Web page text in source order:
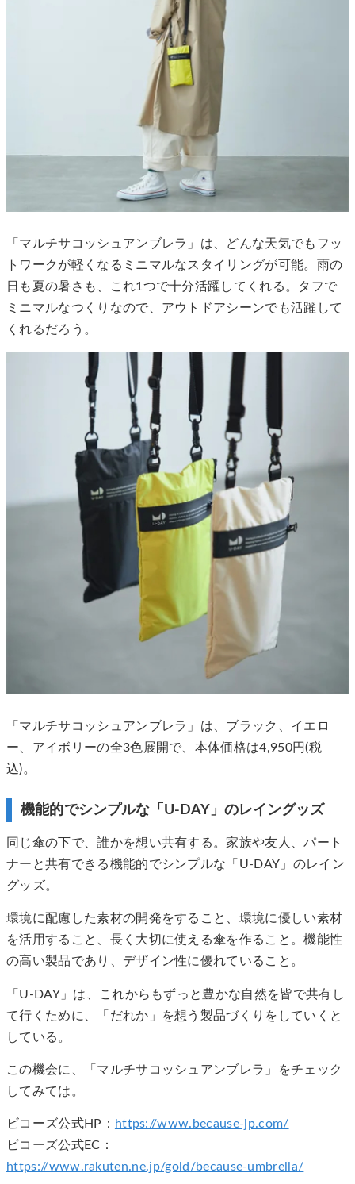
「マルチサコッシュアンブレラ」は、どんな天気でもフッ
トワークが軽くなるミニマルなスタイリングが可能。雨の
日も夏の暑さも、これ1つで十分活躍してくれる。タフで
ミニマルなつくりなので、アウトドアシーンでも活躍して
くれるだろう。
「マルチサコッシュアンブレラ」は、ブラック、イエロ
ー、アイボリーの全3色展開で、本体価格は4,950円(税
込)。
機能的でシンプルな「U-DAY」のレイングッズ
同じ傘の下で、誰かを想い共有する。家族や友人、パート
ナーと共有できる機能的でシンプルな「U-DAY」のレイン
グッズ。
環境に配慮した素材の開発をすること、環境に優しい素材
を活用すること、長く大切に使える傘を作ること。機能性
の高い製品であり、デザイン性に優れていること。
「U-DAY」は、これからもずっと豊かな自然を皆で共有し
て行くために、「だれか」を想う製品づくりをしていくと
している。
この機会に、「マルチサコッシュアンブレラ」をチェック
してみては。
ビコーズ公式HP： https://www.because-jp.com/
ビコーズ公式EC：
https://www.rakuten.ne.jp/gold/because-umbrella/